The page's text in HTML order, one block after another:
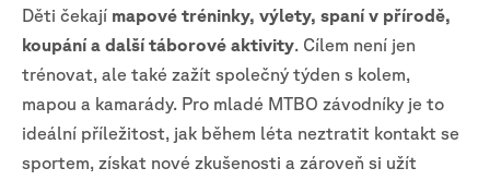
Děti čekají mapové tréninky, výlety, spaní v přírodě,
koupání a další táborové aktivity. Cílem není jen
trénovat, ale také zažít společný týden s kolem,
mapou a kamarády. Pro mladé MTBO závodníky je to
ideální příležitost, jak během léta neztratit kontakt se
sportem, získat nové zkušenosti a zároveň si užít